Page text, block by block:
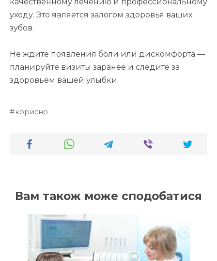
уходу. Это является залогом здоровья ваших
зубов.
Не ждите появления боли или дискомфорта —
планируйте визиты заранее и следите за
здоровьем вашей улыбки.
корисно
Вам також може сподобатися